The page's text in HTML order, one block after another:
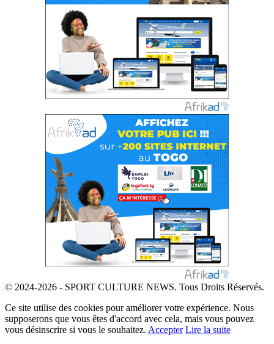
© 2024-2026 - SPORT CULTURE NEWS. Tous Droits Réservés.
Ce site utilise des cookies pour améliorer votre expérience. Nous
supposerons que vous êtes d'accord avec cela, mais vous pouvez
vous désinscrire si vous le souhaitez. Accepter Lire la suite